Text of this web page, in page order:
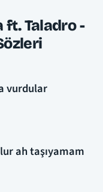
ft. Taladro -
vurdular
ah taşıyamam